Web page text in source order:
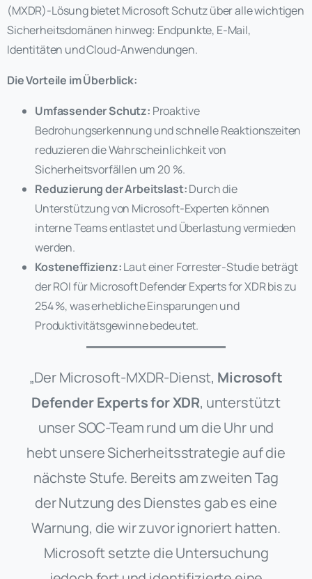
(MXDR)-Lösung bietet Microsoft Schutz über alle wichtigen
Sicherheitsdomänen hinweg: Endpunkte, E-Mail,
Identitäten und Cloud-Anwendungen.
Die Vorteile im Überblick:
Umfassender Schutz: Proaktive
Bedrohungserkennung und schnelle Reaktionszeiten
reduzieren die Wahrscheinlichkeit von
Sicherheitsvorfällen um 20 %.
Reduzierung der Arbeitslast:Durch die
Unterstützung von Microsoft-Experten können
interne Teams entlastet und Überlastung vermieden
werden.
Kosteneffizienz:Laut einer Forrester-Studie beträgt
der ROI für Microsoft Defender Experts for XDR bis zu
254 %, was erhebliche Einsparungen und
Produktivitätsgewinne bedeutet.
„Der Microsoft-MXDR-Dienst, Microsoft
Defender Experts for XDR, unterstützt
unser SOC-Team rund um die Uhr und
hebt unsere Sicherheitsstrategie auf die
nächste Stufe. Bereits am zweiten Tag
der Nutzung des Dienstes gab es eine
Warnung, die wir zuvor ignoriert hatten.
Microsoft setzte die Untersuchung